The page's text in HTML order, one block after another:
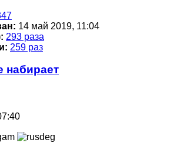
14 май 2019, 11:04
293 раза
259 раз
набирает